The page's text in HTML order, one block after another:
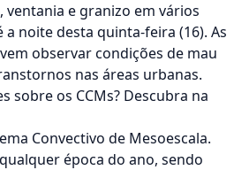
ventania e granizo em vários
noite desta quinta-feira (16). As
observar condições de mau
nas áreas urbanas.
sobre os CCMs? Descubra na
Convectivo de Mesoescala.
época do ano, sendo